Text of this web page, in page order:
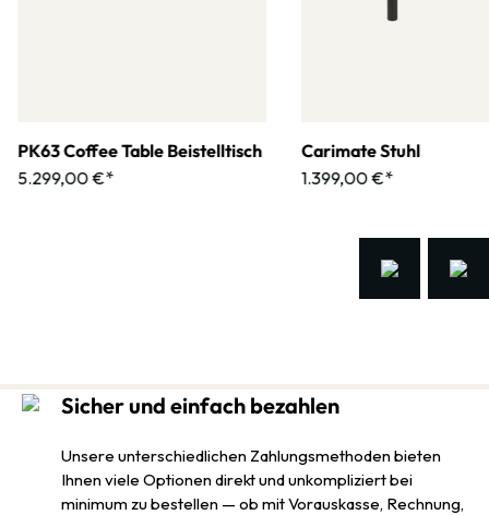
PK63 Coffee Table Beistelltisch
5.299,00 €*
Carimate Stuhl
1.399,00 €*
Sicher und einfach bezahlen
Unsere unterschiedlichen Zahlungsmethoden bieten
Ihnen viele Optionen direkt und unkompliziert bei
minimum zu bestellen — ob mit Vorauskasse, Rechnung,